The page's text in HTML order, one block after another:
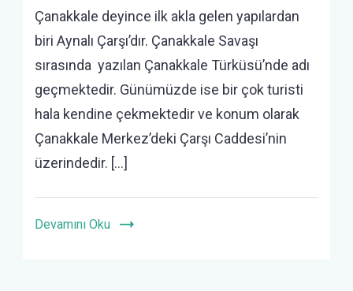
Çarşı
Çanakkale deyince ilk akla gelen yapılardan
biri Aynalı Çarşı’dır. Çanakkale Savaşı
sırasında yazılan Çanakkale Türküsü’nde adı
geçmektedir. Günümüzde ise bir çok turisti
hala kendine çekmektedir ve konum olarak
Çanakkale Merkez’deki Çarşı Caddesi’nin
üzerindedir. […]
Devamını Oku